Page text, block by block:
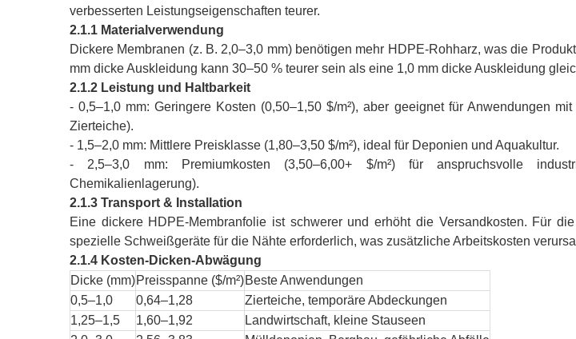
verbesserten Leistungseigenschaften teurer.
2.1.1 Materialverwendung
Dickere Membranen (z. B. 2,0–3,0 mm) benötigen mehr HDPE-Rohharz, was die
mm dicke Auskleidung kann 30–50 % teurer sein als eine 1,0 mm dicke Auskleidung
2.1.2 Leistung und Haltbarkeit
- 0,5–1,0 mm: Geringere Kosten (0,50–1,50 $/m²), aber geeignet für Anwendungen
Zierteiche).
- 1,5–2,0 mm: Mittlere Preisklasse (1,80–3,50 $/m²), ideal für Deponien und Aquakultur.
- 2,5–3,0 mm: Premiumkosten (3,50–6,00+ $/m²) für anspruchsvolle
Chemikalienlagerung).
2.1.3 Transport & Installation
Eine dickere HDPE-Membranfolie ist schwerer und erhöht die Versandkosten. Für
spezielle Schweißgeräte für die Nähte erforderlich, was zusätzliche Arbeitskosten
2.1.4 Kosten-Dicken-Abwägung
Dicke (mm)Preisspanne ($/m²)Beste Anwendungen
0,5–1,0
0,64–1,28
Zierteiche, temporäre Abdeckungen
1,25–1,5
1,60–1,92
Landwirtschaft, kleine Stauseen